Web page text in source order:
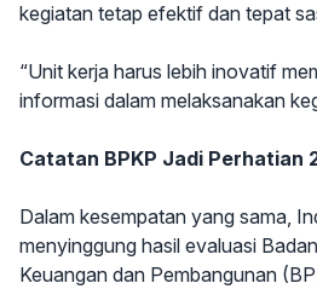
kegiatan tetap efektif dan tepat
“Unit kerja harus lebih inovatif
informasi dalam melaksanakan
Catatan BPKP Jadi Perhatian
Dalam kesempatan yang sama,
menyinggung hasil evaluasi
Keuangan dan Pembangunan